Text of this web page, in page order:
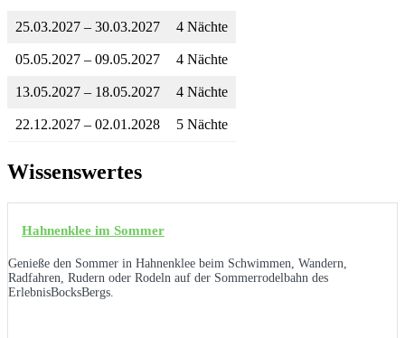
25.03.2027 – 30.03.2027 4 Nächte
05.05.2027 – 09.05.2027 4 Nächte
13.05.2027 – 18.05.2027 4 Nächte
22.12.2027 – 02.01.2028 5 Nächte
Wissenswertes
Hahnenklee im Sommer
Genieße den Sommer in Hahnenklee beim Schwimmen, Wandern,
Radfahren, Rudern oder Rodeln auf der Sommerrodelbahn des
ErlebnisBocksBergs.